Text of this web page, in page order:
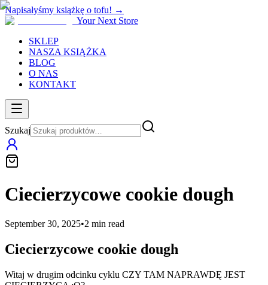
Napisałyśmy książkę o tofu! →
Your Next Store
SKLEP
NASZA KSIĄŻKA
BLOG
O NAS
KONTAKT
Szukaj
Ciecierzycowe cookie dough
September 30, 2025•2 min read
Ciecierzycowe cookie dough
Witaj w drugim odcinku cyklu CZY TAM NAPRAWDĘ JEST